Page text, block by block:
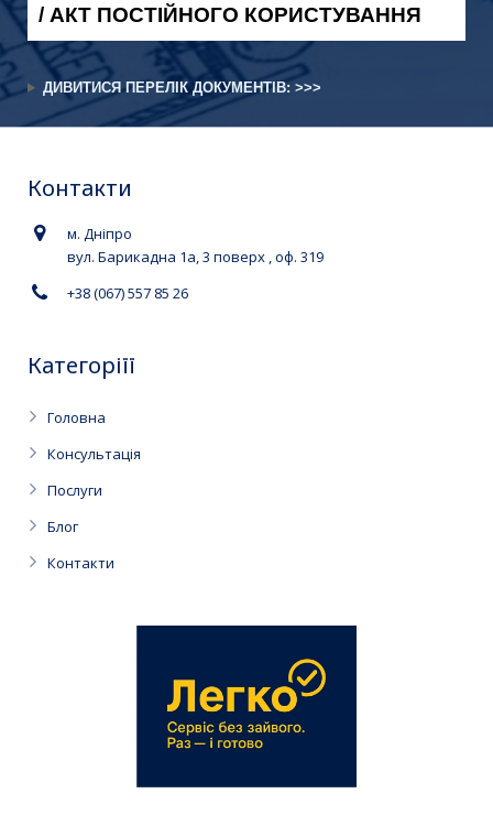
/ АКТ ПОСТІЙНОГО КОРИСТУВАННЯ
ДИВИТИСЯ ПЕРЕЛІК ДОКУМЕНТІВ: >>>
Контакти
м. Дніпро
вул. Барикадна 1а, 3 поверх , оф. 319
+38 (067) 557 85 26
Категоріїї
Головна
Консультація
Послуги
Блог
Контакти